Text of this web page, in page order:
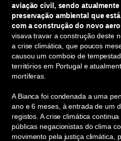
aviação civil, sendo atualmente
preservação ambiental que
com a construção do novo
visava travar a construção deste
a crise climática, que poucos
causou um comboio de
territórios em Portugal e
mortíferas.
A Bianca foi condenada a uma
ano e 6 meses, à entrada de um
registos. A crise climática
públicas negacionistas do clima
movimento pela justiça climática,